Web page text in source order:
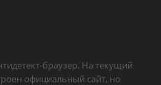
браузер. На текущий
официальный сайт, но